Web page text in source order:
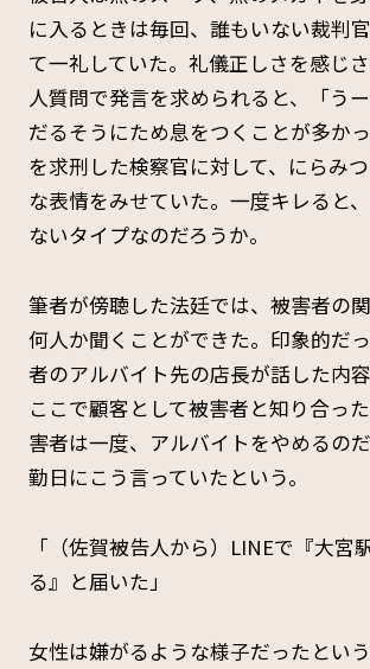
に入るときは毎回、誰もいない裁判
て一礼していた。礼儀正しさを感じ
人質問で発言を求められると、「う
だるそうにため息をつくことが多か
を求刑した検察官に対して、にらみ
な表情をみせていた。一度キレると
ないタイプなのだろうか。
筆者が傍聴した法廷では、被害者の
何人か聞くことができた。印象的だ
者のアルバイト先の店長が話した内
ここで顧客として被害者と知り合っ
害者は一度、アルバイトをやめるの
勤日にこう言っていたという。
「（佐賀被告人から）LINEで『大宮
る』と届いた」
女性は嫌がるような様子だったとい